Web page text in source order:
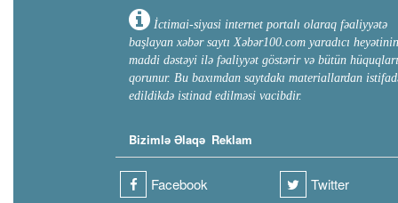
İctimai-siyasi internet portalı olaraq fəaliyyətə
başlayan xəbər saytı Xəbər100.com yaradıcı heyətinin
maddi dəstəyi ilə fəaliyyət göstərir və bütün hüquqları
qorunur. Bu baxımdan saytdakı materiallardan
edildikdə istinad edilməsi vacibdir.
Bizimlə Əlaqə Reklam
Facebook Twitter